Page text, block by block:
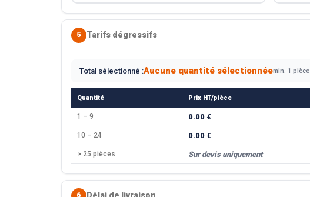
5 Tarifs dégressifs
Total sélectionné :Aucune quantité sélectionnéemin. 1 pièce
Quantité Prix HT/pièce
1 – 9 0.00 €
10 – 24 0.00 €
> 25 pièces Sur devis uniquement
6